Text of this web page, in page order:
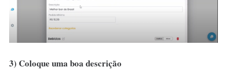
3) Coloque uma boa descrição